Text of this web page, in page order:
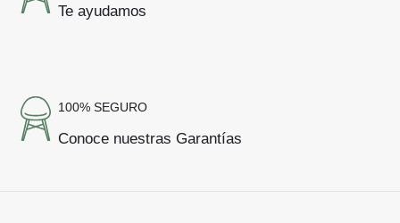
Te ayudamos
100% SEGURO
Conoce nuestras Garantías